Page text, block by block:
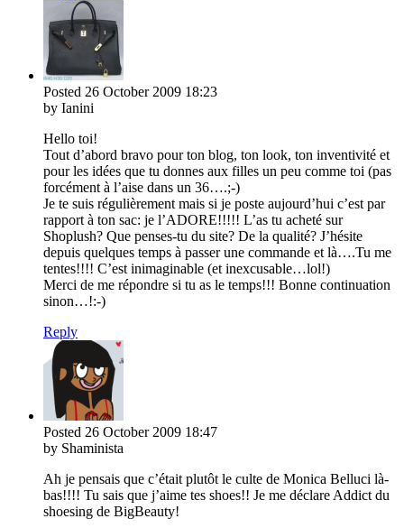
Posted 26 October 2009 18:23
by Ianini
Hello toi!
Tout d’abord bravo pour ton blog, ton look, ton inventivité et
pour les idées que tu donnes aux filles un peu comme toi (pas
forcément à l’aise dans un 36….;-)
Je te suis régulièrement mais si je poste aujourd’hui c’est par
rapport à ton sac: je l’ADORE!!!!! L’as tu acheté sur
Shoplush? Que penses-tu du site? De la qualité? J’hésite
depuis quelques temps à passer une commande et là….Tu me
tentes!!!! C’est inimaginable (et inexcusable…lol!)
Merci de me répondre si tu as le temps!!! Bonne continuation
sinon…!:-)
Reply
Posted 26 October 2009 18:47
by Shaminista
Ah je pensais que c’était plutôt le culte de Monica Belluci là-
bas!!!! Tu sais que j’aime tes shoes!! Je me déclare Addict du
shoesing de BigBeauty!